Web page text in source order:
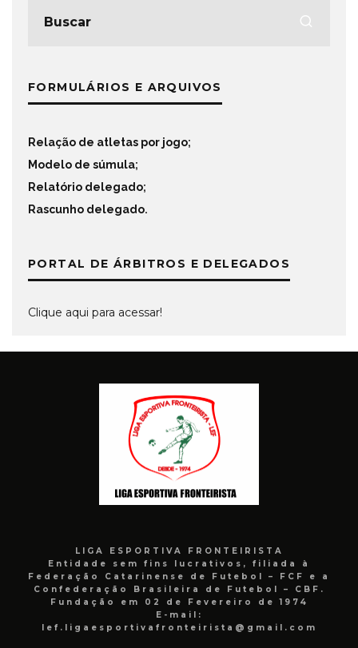
FORMULÁRIOS E ARQUIVOS
Relação de atletas por jogo;
Modelo de súmula;
Relatório delegado;
Rascunho delegado.
PORTAL DE ÁRBITROS E DELEGADOS
Clique aqui para acessar!
LIGA ESPORTIVA FRONTEIRISTA
Entidade sem fins lucrativos, filiada à
Federação Catarinense de Futebol – FCF e a
Confederação Brasileira de Futebol – CBF.
Fundação em 02 de Fevereiro de 1974
E-mail:
lef.ligaesportivafronteirista@gmail.com